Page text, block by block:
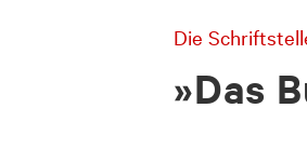
Die
»Das